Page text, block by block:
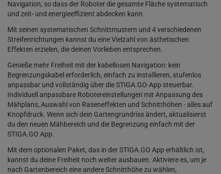
Navigation, so dass der Roboter die gesamte Fläche systematisch
und zeit- und energieeffizient abdecken kann.
Mit seinen systematischen Schnittmustern und 4 verschiedenen
Streifenrichtungen kannst du eine Vielzahl von ästhetischen
Effekten erzielen, die deinen Vorlieben entsprechen.
Genieße mehr Freiheit mit der kabellosen Navigation: kein
Begrenzungskabel erforderlich, einfach zu installieren, stufenlos
anpassbar und vollständig über die STIGA.GO-App steuerbar.
Individuell anpassbare Robotereinstellungen mit Anpassung des
Mähplans, Auswahl von Raseneffekten und Schnitthöhen - alles auf
Knopfdruck. Wenn sich dein Gartengrundriss ändert, aktualisierst
du den neuen Mähbereich und die Begrenzung einfach mit der
STIGA.GO App.
Mit dem optionalen Paket, das in der STIGA.GO App erhältlich ist,
kannst du deine Freiheit noch weiter ausbauen. Aktiviere es, um je
nach Gartenbereich eine andere Schnitthöhe zu wählen,